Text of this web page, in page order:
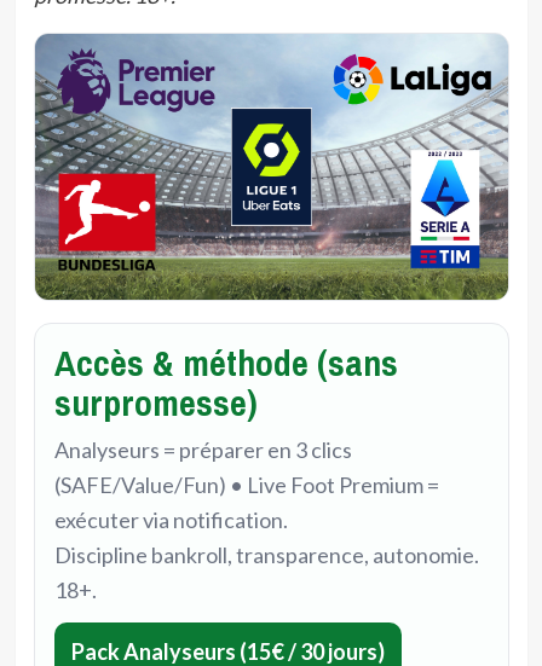
Accès & méthode (sans
surpromesse)
Analyseurs = préparer en 3 clics
(SAFE/Value/Fun) • Live Foot Premium =
exécuter via notification.
Discipline bankroll, transparence, autonomie.
18+.
Pack Analyseurs (15€ / 30 jours)